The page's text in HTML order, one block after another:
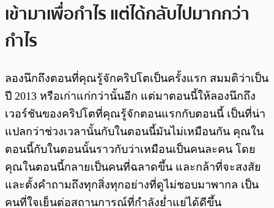
เข้ามาเพื่อกำไร แต่ได้กลับไปมากกว่า
กำไร
ลองนึกถึงตอนที่คุณรู้จักคริปโตเป็นครั้งแรก สมมติว่าเป็น
ปี 2013 หรือเก่าแก่กว่านั้นอีก แต่มาตอนนี้ให้ลองนึกถึง
เวอร์ชันของคริปโตที่คุณรู้จักตอนแรกกับตอนนี้ เป็นที่น่า
แปลกว่าช่วงเวลานั้นกับในตอนนี้มันไม่เหมือนกัน คุณใน
ตอนนี้กับในตอนนั้นราวกับว่าเหมือนเป็นคนละคน โดย
คุณในตอนนี้กลายเป็นคนที่ฉลาดขึ้น และกล้าที่จะสงสัย
และตั้งคำถามถึงทุกสิ่งทุกอย่างที่ดูไม่ชอบมาพากล เป็น
คนที่ใจเย็นต่อสถานการณ์ที่กำลังย่ำแย่ได้ดีขึ้น